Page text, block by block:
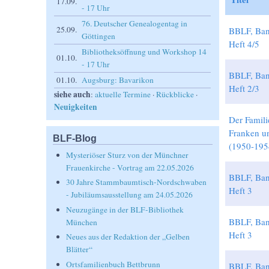
BBLF,
Heft 4/5
BBLF,
Heft 2/3
Der
Franken
(1950-
BBLF,
Heft 3
BBLF,
Heft 3
BBLF,
- 17 Uhr
25.09.
76. Deutscher Genealogentag in
Göttingen
01.10.
Bibliotheksöffnung und Workshop 14
- 17 Uhr
01.10. Augsburg: Bavarikon
siehe auch:aktuelle Termine ·Rückblicke ·
Neuigkeiten
BLF-Blog
Mysteriöser Sturz von der Münchner
Frauenkirche - Vortrag am 22.05.2026
30 Jahre Stammbaumtisch-Nordschwaben
- Jubiläumsausstellung am 24.05.2026
Neuzugänge in der BLF-Bibliothek
München
Neues aus der Redaktion der „Gelben
Blätter“
Ortsfamilienbuch Bettbrunn